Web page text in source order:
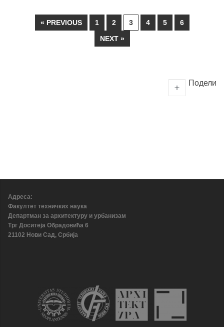
« PREVIOUS 1 2 3 4 5
6
NEXT »
Подели
Адреса:
Факултет техничких наука
Департман за архитектуру и урбанизам
Трг Доситеја Обрадовића 6
21102 Нови Сад, Србија